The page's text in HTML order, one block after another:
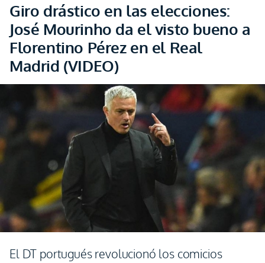
Giro drástico en las elecciones:
José Mourinho da el visto bueno a
Florentino Pérez en el Real
Madrid (VIDEO)
El DT portugués revolucionó los comicios